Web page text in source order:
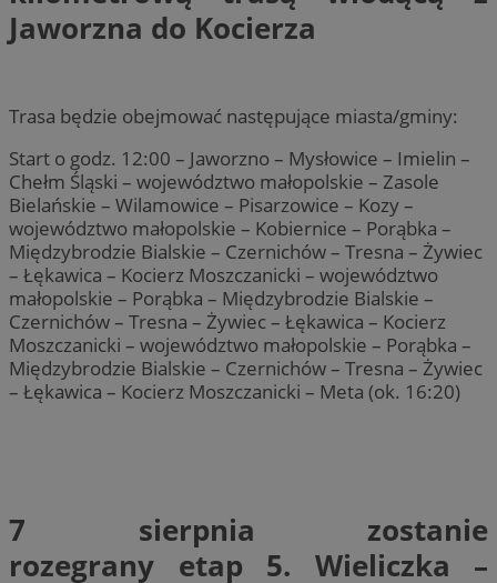
Jaworzna do Kocierza
Trasa będzie obejmować następujące miasta/gminy:
Start o godz. 12:00 – Jaworzno – Mysłowice – Imielin –
Chełm Śląski – województwo małopolskie – Zasole
Bielańskie – Wilamowice – Pisarzowice – Kozy –
województwo małopolskie – Kobiernice – Porąbka –
Międzybrodzie Bialskie – Czernichów – Tresna – Żywiec
– Łękawica – Kocierz Moszczanicki – województwo
małopolskie – Porąbka – Międzybrodzie Bialskie –
Czernichów – Tresna – Żywiec – Łękawica – Kocierz
Moszczanicki – województwo małopolskie – Porąbka –
Międzybrodzie Bialskie – Czernichów – Tresna – Żywiec
– Łękawica – Kocierz Moszczanicki – Meta (ok. 16:20)
7 sierpnia zostanie
rozegrany etap 5. Wieliczka –